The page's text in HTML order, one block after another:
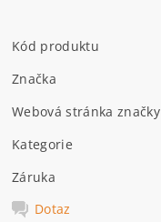
Kód produktu
Značka
Webová stránka značky
Kategorie
Záruka
Dotaz